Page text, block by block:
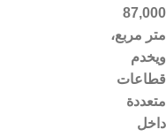
87,000
متر مربع،
ويخدم
قطاعات
متعددة
داخل